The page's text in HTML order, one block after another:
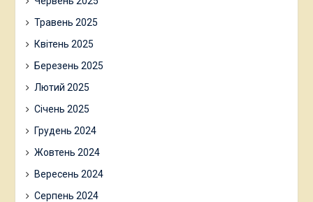
Травень 2025
Квітень 2025
Березень 2025
Лютий 2025
Січень 2025
Грудень 2024
Жовтень 2024
Вересень 2024
Серпень 2024